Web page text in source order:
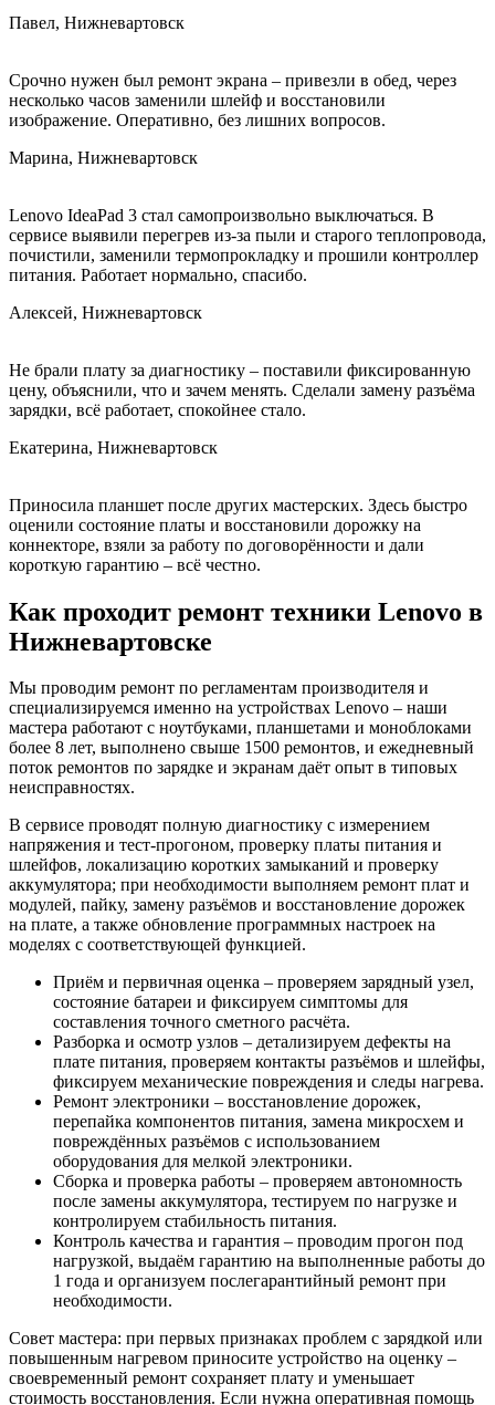
Павел, Нижневартовск
Срочно нужен был ремонт экрана – привезли в обед, через
несколько часов заменили шлейф и восстановили
изображение. Оперативно, без лишних вопросов.
Марина, Нижневартовск
Lenovo IdeaPad 3 стал самопроизвольно выключаться. В
сервисе выявили перегрев из‑за пыли и старого теплопровода,
почистили, заменили термопрокладку и прошили контроллер
питания. Работает нормально, спасибо.
Алексей, Нижневартовск
Не брали плату за диагностику – поставили фиксированную
цену, объяснили, что и зачем менять. Сделали замену разъёма
зарядки, всё работает, спокойнее стало.
Екатерина, Нижневартовск
Приносила планшет после других мастерских. Здесь быстро
оценили состояние платы и восстановили дорожку на
коннекторе, взяли за работу по договорённости и дали
короткую гарантию – всё честно.
Как проходит ремонт техники Lenovo в
Нижневартовске
Мы проводим ремонт по регламентам производителя и
специализируемся именно на устройствах Lenovo – наши
мастера работают с ноутбуками, планшетами и моноблоками
более 8 лет, выполнено свыше 1500 ремонтов, и ежедневный
поток ремонтов по зарядке и экранам даёт опыт в типовых
неисправностях.
В сервисе проводят полную диагностику с измерением
напряжения и тест-прогоном, проверку платы питания и
шлейфов, локализацию коротких замыканий и проверку
аккумулятора; при необходимости выполняем ремонт плат и
модулей, пайку, замену разъёмов и восстановление дорожек
на плате, а также обновление программных настроек на
моделях с соответствующей функцией.
Приём и первичная оценка – проверяем зарядный узел,
состояние батареи и фиксируем симптомы для
составления точного сметного расчёта.
Разборка и осмотр узлов – детализируем дефекты на
плате питания, проверяем контакты разъёмов и шлейфы,
фиксируем механические повреждения и следы нагрева.
Ремонт электроники – восстановление дорожек,
перепайка компонентов питания, замена микросхем и
повреждённых разъёмов с использованием
оборудования для мелкой электроники.
Сборка и проверка работы – проверяем автономность
после замены аккумулятора, тестируем по нагрузке и
контролируем стабильность питания.
Контроль качества и гарантия – проводим прогон под
нагрузкой, выдаём гарантию на выполненные работы до
1 года и организуем послегарантийный ремонт при
необходимости.
Совет мастера: при первых признаках проблем с зарядкой или
повышенным нагревом приносите устройство на оценку –
своевременный ремонт сохраняет плату и уменьшает
стоимость восстановления. Если нужна оперативная помощь